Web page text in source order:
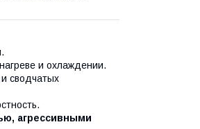
и охлаждении.
сводчатых
агрессивными